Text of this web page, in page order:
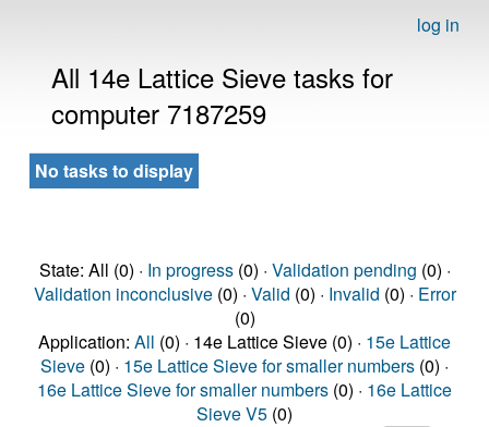
log in
All 14e Lattice Sieve tasks for
computer 7187259
No tasks to display
State: All (0) · In progress(0) · Validation pending (0) ·
Validation inconclusive(0) · Valid (0) · Invalid (0) · Error
(0)
Application: All (0) · 14e Lattice Sieve (0) · 15e Lattice
Sieve (0) · 15e Lattice Sieve for smaller numbers (0) ·
16e Lattice Sieve for smaller numbers (0) · 16e Lattice
Sieve V5 (0)